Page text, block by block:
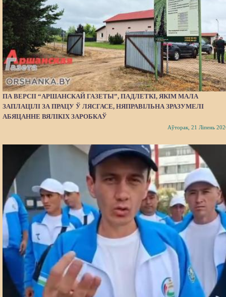
ПА ВЕРСІІ “АРШАНСКАЙ ГАЗЕТЫ”, ПАДЛЕТКІ, ЯКІМ МАЛА
ЗАПЛАЦІЛІ ЗА ПРАЦУ Ў ЛЯСГАСЕ, НЯПРАВІЛЬНА ЗРАЗУМЕЛІ
АБЯЦАННЕ ВЯЛІКІХ ЗАРОБКАЎ
Аўторак, 21 Ліпень